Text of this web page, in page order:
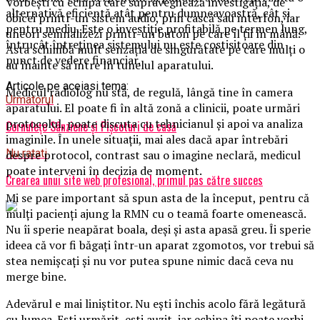
alternativă eficientă atât pentru dumneavoastră, cât și
pentru mediu. Este o investiție profitabilă pe termen lung,
întrucât întreținea sistemului nu este costisitoare din
punct de vedere financiar.
Articole pe aceiasi tema:
Urmatorul
Cornuleţe Sânziene şi Pișcoturi de casă
Nu ratati
Crearea unui site web profesional, primul pas către succes
obicei printr-un sistem audio, prin cască sau interfon, iar
uneori semnalizezi printr-un buton pe care îl ții în mână.
Asta schimbă mult senzația de singurătate pe care mulți o
au înainte să intre în tunelul aparatului.
Medicul radiolog nu stă, de regulă, lângă tine în camera
aparatului. El poate fi în altă zonă a clinicii, poate urmări
protocolul, poate discuta cu tehnicianul și apoi va analiza
imaginile. În unele situații, mai ales dacă apar întrebări
despre protocol, contrast sau o imagine neclară, medicul
poate interveni în decizia de moment.
Mi se pare important să spun asta de la început, pentru că
mulți pacienți ajung la RMN cu o teamă foarte omenească.
Nu îi sperie neapărat boala, deși și asta apasă greu. Îi sperie
ideea că vor fi băgați într-un aparat zgomotos, vor trebui să
stea nemișcați și nu vor putea spune nimic dacă ceva nu
merge bine.
Adevărul e mai liniștitor. Nu ești închis acolo fără legătură